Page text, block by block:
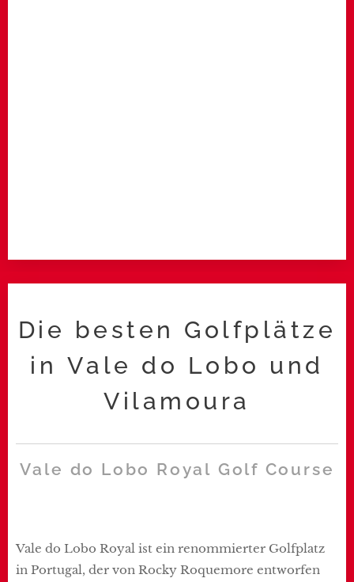
Die besten Golfplätze
in Vale do Lobo und
Vilamoura
Vale do Lobo Royal Golf Course
Vale do Lobo Royal ist ein renommierter Golfplatz
in Portugal, der von Rocky Roquemore entworfen